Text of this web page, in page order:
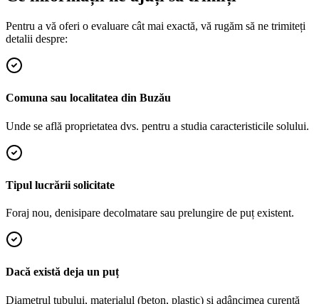
Pentru a vă oferi o evaluare cât mai exactă, vă rugăm să ne trimiteți
detalii despre:
Comuna sau localitatea din Buzău
Unde se află proprietatea dvs. pentru a studia caracteristicile solului.
Tipul lucrării solicitate
Foraj nou, denisipare decolmatare sau prelungire de puț existent.
Dacă există deja un puț
Diametrul tubului, materialul (beton, plastic) și adâncimea curentă